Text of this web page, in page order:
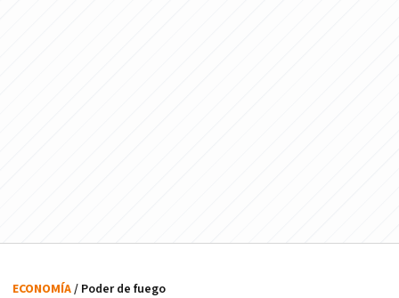
ECONOMÍA/ Poder de fuego